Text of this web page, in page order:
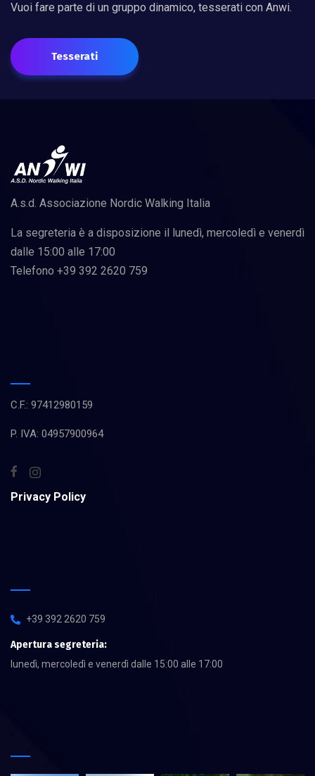
Vuoi fare parte di un gruppo dinamico, tesserati con Anwi.
Tesserati
A.s.d. Associazione Nordic Walking Italia
La segreteria è a disposizione il lunedì, mercoledì e venerdì
dalle 15:00 alle 17:00
Telefono +39 392 2620 759
C.F.: 97412980159
P. IVA: 04957900964
Privacy Policy
+39 392 2620 759
Apertura segreteria:
lunedì, mercoledì e venerdì dalle 15:00 alle 17:00